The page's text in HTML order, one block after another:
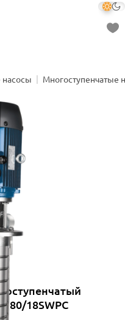
насосы Многоступенчатые
18SWPC